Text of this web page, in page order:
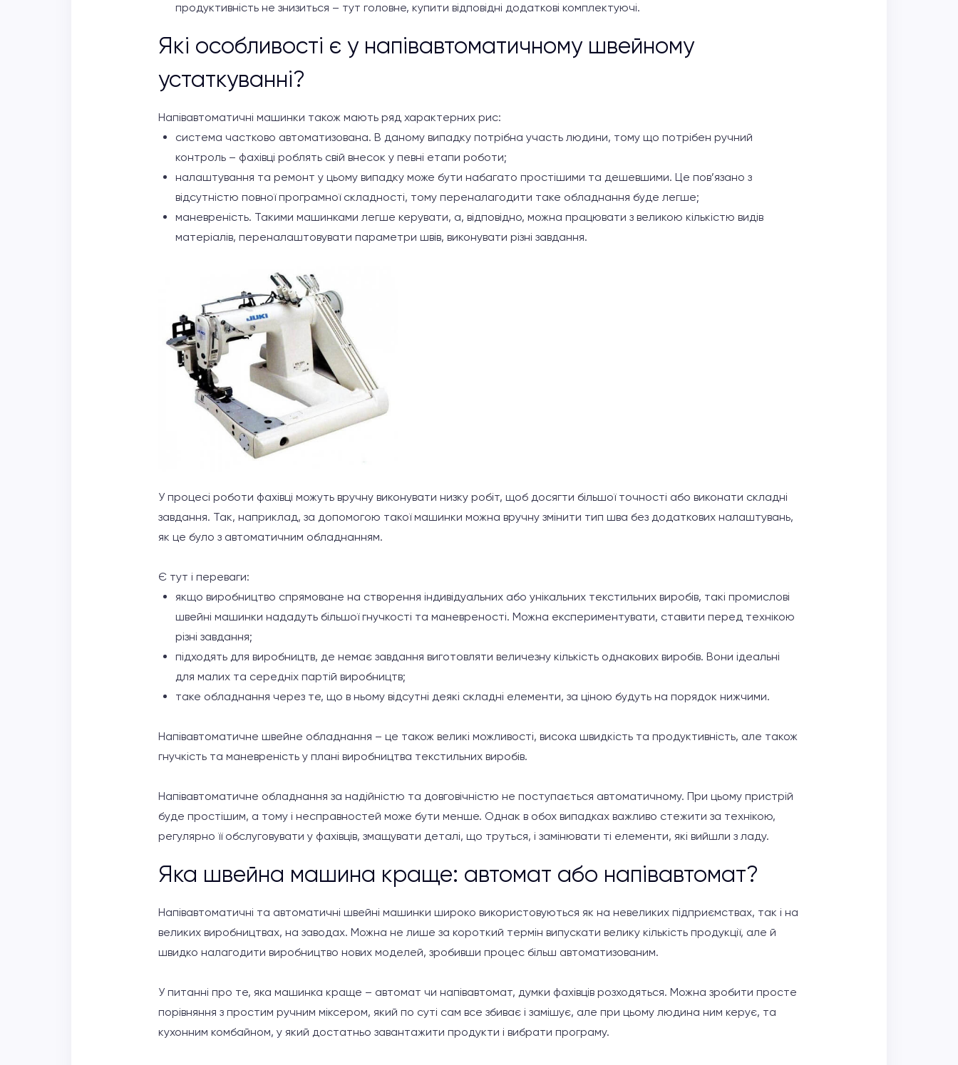
продуктивність не знизиться – тут головне, купити відповідні додаткові комплектуючі.
Які особливості є у напівавтоматичному швейному
устаткуванні?
Напівавтоматичні машинки також мають ряд характерних рис:
система частково автоматизована. В даному випадку потрібна участь людини, тому що потрібен ручний
контроль – фахівці роблять свій внесок у певні етапи роботи;
налаштування та ремонт у цьому випадку може бути набагато простішими та дешевшими. Це пов’язано з
відсутністю повної програмної складності, тому переналагодити таке обладнання буде легше;
маневреність. Такими машинками легше керувати, а, відповідно, можна працювати з великою кількістю видів
матеріалів, переналаштовувати параметри швів, виконувати різні завдання.
У процесі роботи фахівці можуть вручну виконувати низку робіт, щоб досягти більшої точності або виконати складні
завдання. Так, наприклад, за допомогою такої машинки можна вручну змінити тип шва без додаткових налаштувань,
як це було з автоматичним обладнанням.
Є тут і переваги:
якщо виробництво спрямоване на створення індивідуальних або унікальних текстильних виробів, такі промислові
швейні машинки нададуть більшої гнучкості та маневреності. Можна експериментувати, ставити перед технікою
різні завдання;
підходять для виробництв, де немає завдання виготовляти величезну кількість однакових виробів. Вони ідеальні
для малих та середніх партій виробництв;
таке обладнання через те, що в ньому відсутні деякі складні елементи, за ціною будуть на порядок нижчими.
Напівавтоматичне швейне обладнання – це також великі можливості, висока швидкість та продуктивність, але також
гнучкість та маневреність у плані виробництва текстильних виробів.
Напівавтоматичне обладнання за надійністю та довговічністю не поступається автоматичному. При цьому пристрій
буде простішим, а тому і несправностей може бути менше. Однак в обох випадках важливо стежити за технікою,
регулярно її обслуговувати у фахівців, змащувати деталі, що труться, і замінювати ті елементи, які вийшли з ладу.
Яка швейна машина краще: автомат або напівавтомат?
Напівавтоматичні та автоматичні швейні машинки широко використовуються як на невеликих підприємствах, так і на
великих виробництвах, на заводах. Можна не лише за короткий термін випускати велику кількість продукції, але й
швидко налагодити виробництво нових моделей, зробивши процес більш автоматизованим.
У питанні про те, яка машинка краще – автомат чи напівавтомат, думки фахівців розходяться. Можна зробити просте
порівняння з простим ручним міксером, який по суті сам все збиває і замішує, але при цьому людина ним керує, та
кухонним комбайном, у який достатньо завантажити продукти і вибрати програму.